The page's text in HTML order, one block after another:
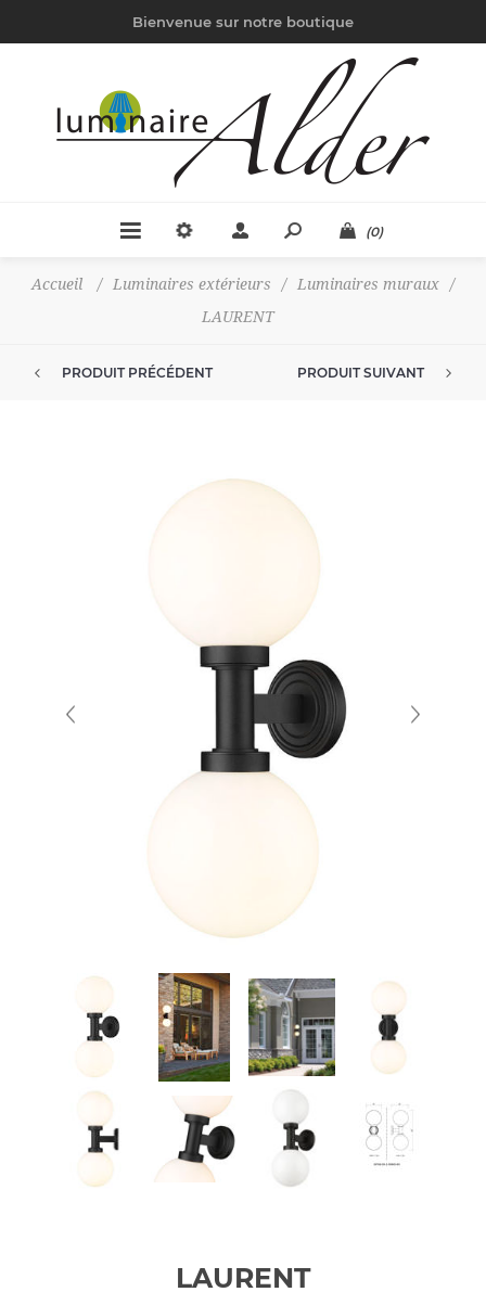
Bienvenue sur notre boutique
(0)
Accueil / Luminaires extérieurs / Luminaires muraux
/
LAURENT
PRODUIT PRÉCÉDENT PRODUIT SUIVANT
LAURENT